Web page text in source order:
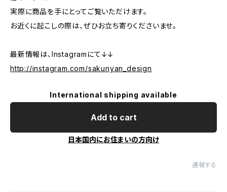
実際に商品を手にとってご覧いただけます。
お近くに起こしの際は、ぜひお立ち寄りくださいませ。
最新情報は、Instagramにて↓↓
http://instagram.com/sakunyan_design
International shipping available
Add to cart
日本国内にお住まいの方向け
通報する